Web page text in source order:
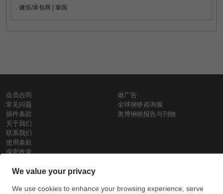
建筑/承包商 | 泰国
会员合同
常见问题
插件条款
关于我们
联系我们
使用条款
保密政策
做广告
全球钢铁咨询服
奥博钢铁报告与刊物
铁价格